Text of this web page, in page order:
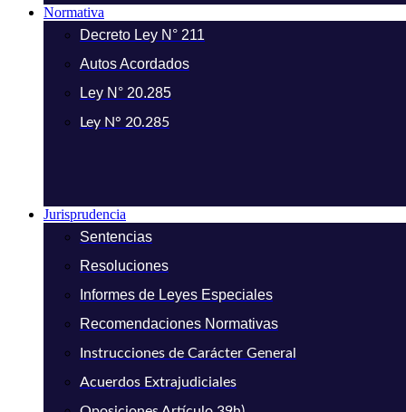
Normativa
Decreto Ley N° 211
Autos Acordados
Ley N° 20.285
Ley N° 20.285
Jurisprudencia
Sentencias
Resoluciones
Informes de Leyes Especiales
Recomendaciones Normativas
Instrucciones de Carácter General
Acuerdos Extrajudiciales